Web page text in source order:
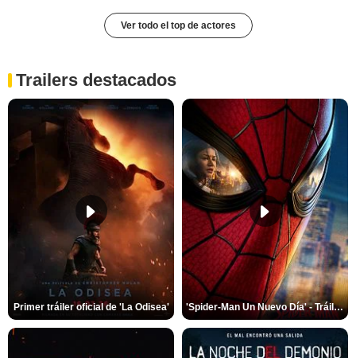
Ver todo el top de actores
Trailers destacados
Primer tráiler oficial de 'La Odisea' 'Spider-Man Un Nuevo Día' - Tráiler oficial subtitulado